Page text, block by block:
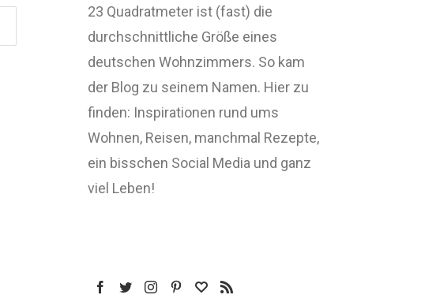
23 Quadratmeter ist (fast) die
durchschnittliche Größe eines
deutschen Wohnzimmers. So kam
der Blog zu seinem Namen. Hier zu
finden: Inspirationen rund ums
Wohnen, Reisen, manchmal Rezepte,
ein bisschen Social Media und ganz
viel Leben!